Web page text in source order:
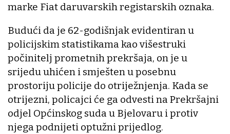
marke Fiat daruvarskih registarskih oznaka.
Budući da je 62-godišnjak evidentiran u
policijskim statistikama kao višestruki
počinitelj prometnih prekršaja, on je u
srijedu uhićen i smješten u posebnu
prostoriju policije do otriježnjenja. Kada se
otrijezni, policajci će ga odvesti na Prekršajni
odjel Općinskog suda u Bjelovaru i protiv
njega podnijeti optužni prijedlog.